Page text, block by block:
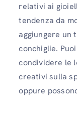
relativi ai
tendenza da
aggiungere un
conchiglie.
condividere le
creativi sulla
oppure